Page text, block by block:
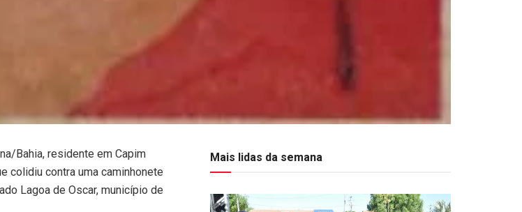
Bahia, residente em Capim
colidiu contra uma caminhonete
Lagoa de Oscar, município de
Mais lidas da semana